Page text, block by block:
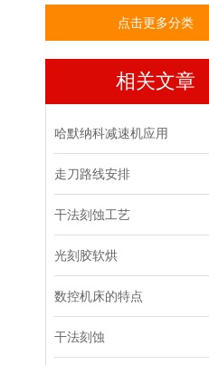
点击更多分类
相关文章
哈默纳科减速机应用
走刀路线安排
干法刻蚀工艺
光刻胶软烘
数控机床的特点
干法刻蚀